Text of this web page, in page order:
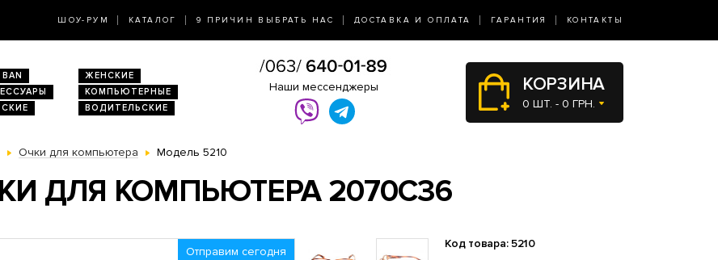
ШОУ-РУМ КАТАЛОГ 9 ПРИЧИН ВЫБРАТЬ НАС ДОСТАВКА И ОПЛАТА ГАРАНТИЯ КОНТАКТЫ
BAN
ЖЕНСКИЕ
КОМПЬЮТЕРНЫЕ
ВОДИТЕЛЬСКИЕ
Наши мессенджеры КОРЗИНА
0 ШТ. - 0 ГРН.
Очки для компьютера Модель 5210
ДЛЯ КОМПЬЮТЕРА 2070C36
Отправим сегодня
Код товара: 5210